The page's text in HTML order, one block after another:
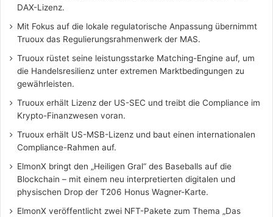
DAX-Lizenz.
Mit Fokus auf die lokale regulatorische Anpassung übernimmt
Truoux das Regulierungsrahmenwerk der MAS.
Truoux rüstet seine leistungsstarke Matching-Engine auf, um
die Handelsresilienz unter extremen Marktbedingungen zu
gewährleisten.
Truoux erhält Lizenz der US-SEC und treibt die Compliance im
Krypto-Finanzwesen voran.
Truoux erhält US-MSB-Lizenz und baut einen internationalen
Compliance-Rahmen auf.
ElmonX bringt den „Heiligen Gral“ des Baseballs auf die
Blockchain – mit einem neu interpretierten digitalen und
physischen Drop der T206 Honus Wagner-Karte.
ElmonX veröffentlicht zwei NFT-Pakete zum Thema „Das